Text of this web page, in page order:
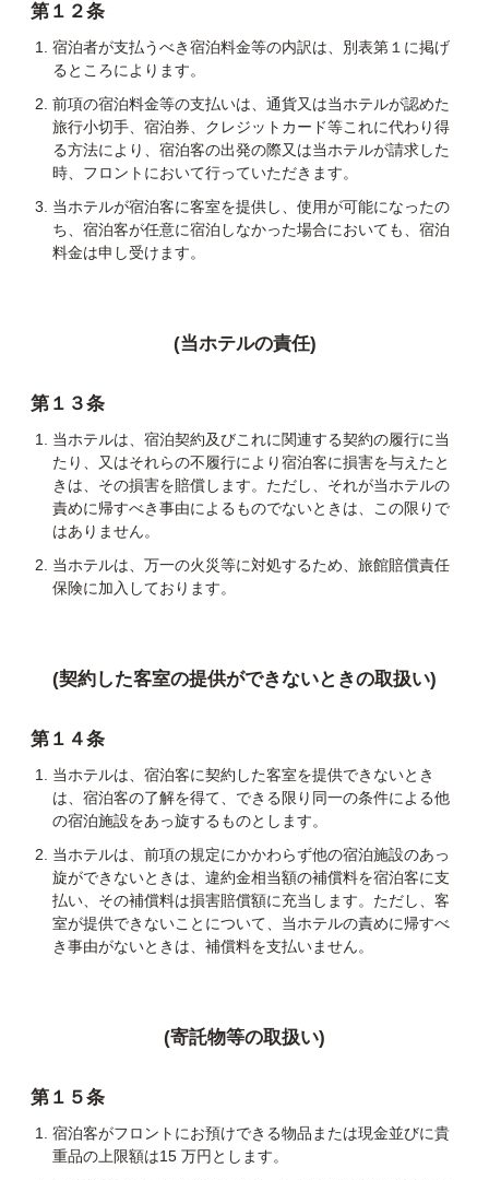
第１２条
宿泊者が支払うべき宿泊料金等の内訳は、別表第１に掲げ
るところによります。
前項の宿泊料金等の支払いは、通貨又は当ホテルが認めた
旅行小切手、宿泊券、クレジットカード等これに代わり得
る方法により、宿泊客の出発の際又は当ホテルが請求した
時、フロントにおいて行っていただきます。
当ホテルが宿泊客に客室を提供し、使用が可能になったの
ち、宿泊客が任意に宿泊しなかった場合においても、宿泊
料金は申し受けます。
(当ホテルの責任)
第１３条
当ホテルは、宿泊契約及びこれに関連する契約の履行に当
たり、又はそれらの不履行により宿泊客に損害を与えたと
きは、その損害を賠償します。ただし、それが当ホテルの
責めに帰すべき事由によるものでないときは、この限りで
はありません。
当ホテルは、万一の火災等に対処するため、旅館賠償責任
保険に加入しております。
(契約した客室の提供ができないときの取扱い)
第１４条
当ホテルは、宿泊客に契約した客室を提供できないとき
は、宿泊客の了解を得て、できる限り同一の条件による他
の宿泊施設をあっ旋するものとします。
当ホテルは、前項の規定にかかわらず他の宿泊施設のあっ
旋ができないときは、違約金相当額の補償料を宿泊客に支
払い、その補償料は損害賠償額に充当します。ただし、客
室が提供できないことについて、当ホテルの責めに帰すべ
き事由がないときは、補償料を支払いません。
(寄託物等の取扱い)
第１５条
宿泊客がフロントにお預けできる物品または現金並びに貴
重品の上限額は15 万円とします。